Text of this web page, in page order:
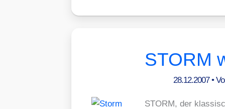
STORM
28.12.2007•
STORM, der